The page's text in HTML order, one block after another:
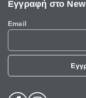
Εγγραφή στο
Email